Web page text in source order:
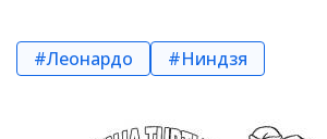
#Леонардо #Ниндзя